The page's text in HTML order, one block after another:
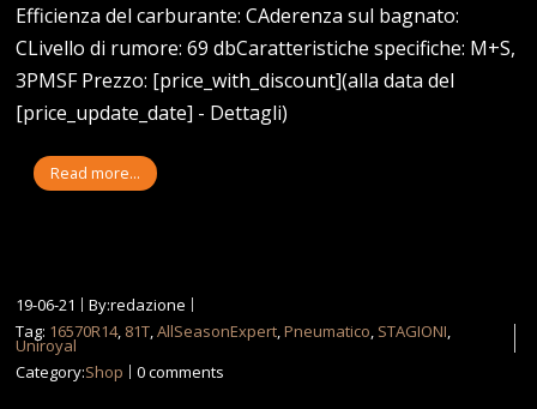
Efficienza del carburante: CAderenza sul bagnato:
CLivello di rumore: 69 dbCaratteristiche specifiche: M+S,
3PMSF Prezzo: [price_with_discount](alla data del
[price_update_date] - Dettagli)
Read more...
19-06-21
By:redazione
Tag: 16570R14, 81T,AllSeasonExpert,Pneumatico, STAGIONI,
Uniroyal
Category:Shop 0 comments